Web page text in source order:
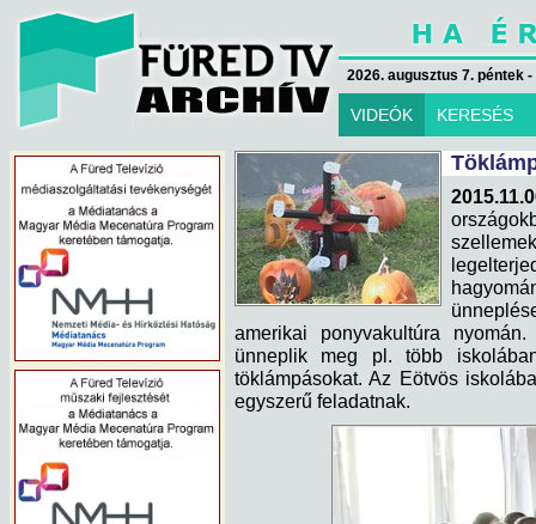
2026. augusztus 7. péntek
VIDEÓK KERESÉS
amerikai ponyvakultúra
ünneplik meg pl. több
töklámpásokat. Az Eötvös
egyszerű feladatnak.